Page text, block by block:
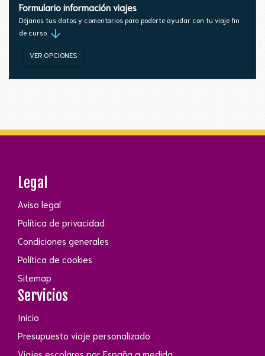
Formulario información viajes
Déjanos tus datos y comentarios para poderte ayudar con tu viaje fin
de curso arrow_downward
VER OPCIONES
Legal
Aviso legal
Política de privacidad
Condiciones generales
Política de cookies
Sitemap
Servicios
Inicio
Presupuesto viaje personalizado
Viajes escolares por España a medida